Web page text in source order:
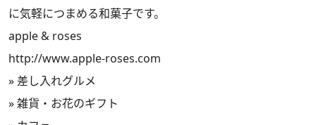
に気軽につまめる和菓子です。
apple & roses
http://www.apple-roses.com
»差し入れグルメ
»雑貨・お花のギフト